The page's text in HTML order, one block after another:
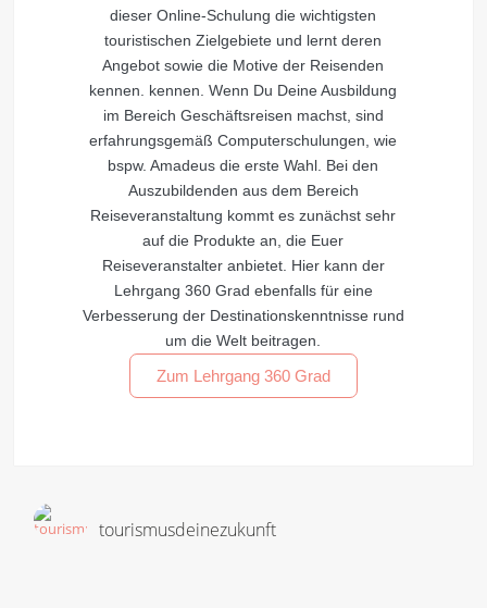
dieser Online-Schulung die wichtigsten
touristischen Zielgebiete und lernt deren
Angebot sowie die Motive der Reisenden
kennen. kennen. Wenn Du Deine Ausbildung
im Bereich Geschäftsreisen machst, sind
erfahrungsgemäß Computerschulungen, wie
bspw. Amadeus die erste Wahl. Bei den
Auszubildenden aus dem Bereich
Reiseveranstaltung kommt es zunächst sehr
auf die Produkte an, die Euer
Reiseveranstalter anbietet. Hier kann der
Lehrgang 360 Grad ebenfalls für eine
Verbesserung der Destinationskenntnisse rund
um die Welt beitragen.
Zum Lehrgang 360 Grad
tourismusdeinezukunft